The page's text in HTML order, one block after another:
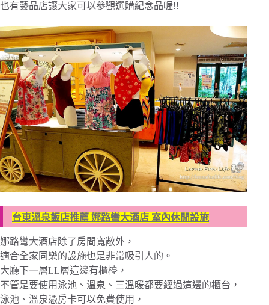
也有藝品店讓大家可以參觀選購紀念品喔!!
台東溫泉飯店推薦 娜路彎大酒店 室內休閒設施
娜路彎大酒店除了房間寬敞外，
適合全家同樂的設施也是非常吸引人的。
大廳下一層LL層這邊有櫃檯，
不管是要使用泳池、溫泉、三溫暖都要經過這邊的櫃台，
泳池、溫泉憑房卡可以免費使用，